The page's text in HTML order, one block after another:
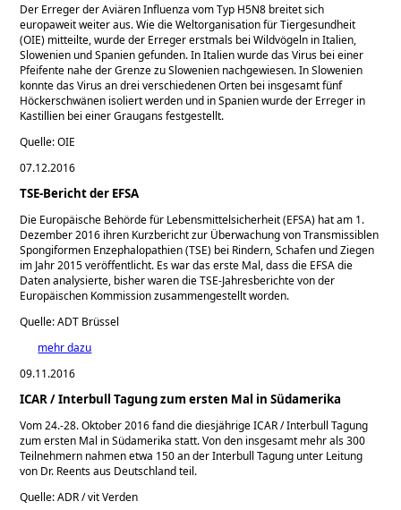
Der Erreger der Aviären Influenza vom Typ H5N8 breitet sich
europaweit weiter aus. Wie die Weltorganisation für Tiergesundheit
(OIE) mitteilte, wurde der Erreger erstmals bei Wildvögeln in Italien,
Slowenien und Spanien gefunden. In Italien wurde das Virus bei einer
Pfeifente nahe der Grenze zu Slowenien nachgewiesen. In Slowenien
konnte das Virus an drei verschiedenen Orten bei insgesamt fünf
Höckerschwänen isoliert werden und in Spanien wurde der Erreger in
Kastillien bei einer Graugans festgestellt.
Quelle: OIE
07.12.2016
TSE-Bericht der EFSA
Die Europäische Behörde für Lebensmittelsicherheit (EFSA) hat am 1.
Dezember 2016 ihren Kurzbericht zur Überwachung von Transmissiblen
Spongiformen Enzephalopathien (TSE) bei Rindern, Schafen und Ziegen
im Jahr 2015 veröffentlicht. Es war das erste Mal, dass die EFSA die
Daten analysierte, bisher waren die TSE-Jahresberichte von der
Europäischen Kommission zusammengestellt worden.
Quelle: ADT Brüssel
mehr dazu
09.11.2016
ICAR / Interbull Tagung zum ersten Mal in Südamerika
Vom 24.-28. Oktober 2016 fand die diesjährige ICAR / Interbull Tagung
zum ersten Mal in Südamerika statt. Von den insgesamt mehr als 300
Teilnehmern nahmen etwa 150 an der Interbull Tagung unter Leitung
von Dr. Reents aus Deutschland teil.
Quelle: ADR / vit Verden